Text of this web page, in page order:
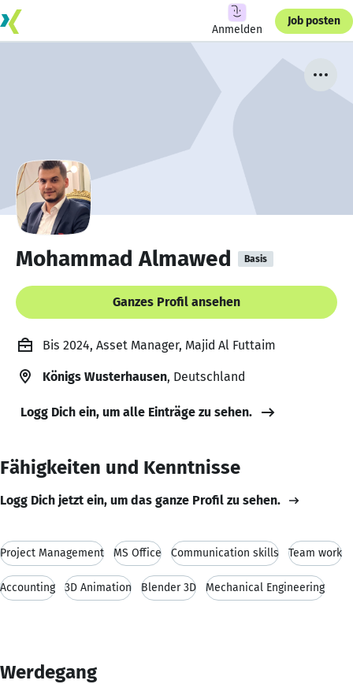
Anmelden
Job posten
Mohammad Almawed Basis
Ganzes Profil ansehen
Bis 2024, Asset Manager, Majid Al Futtaim
Königs Wusterhausen, Deutschland
Logg Dich ein, um alle Einträge zu sehen.
Fähigkeiten und Kenntnisse
Logg Dich jetzt ein, um das ganze Profil zu sehen.
Project Management MS Office Communication skills Team work
Accounting 3D Animation Blender 3D Mechanical Engineering
Werdegang